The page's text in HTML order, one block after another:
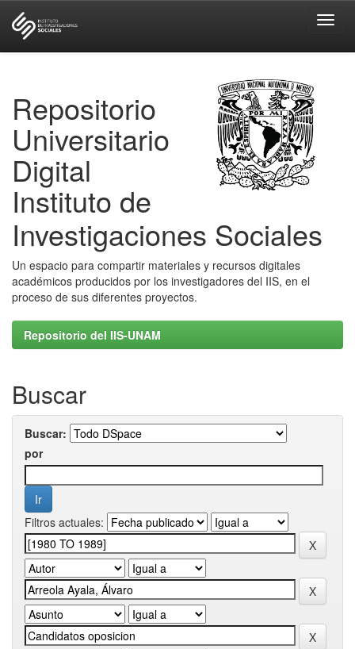
Repositorio
Universitario
Digital
Instituto de
Investigaciones Sociales
Un espacio para compartir materiales y recursos digitales
académicos producidos por los investigadores del IIS, en el
proceso de sus diferentes proyectos.
Repositorio del IIS-UNAM
Buscar
Buscar:
por
Filtros actuales: